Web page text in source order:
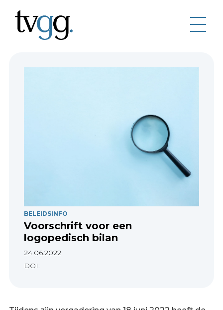
BELEIDSINFO
Voorschrift voor een
logopedisch bilan
24.06.2022
DOI: